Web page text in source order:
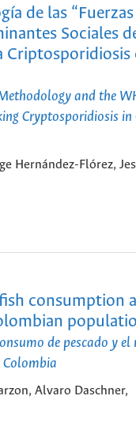
de las
Sociales
Criptosporidiosis
and the
Cryptosporidiosis in
Hernández-Flórez,
consumption
de pescado y el
Colombia
Alvaro Daschner,